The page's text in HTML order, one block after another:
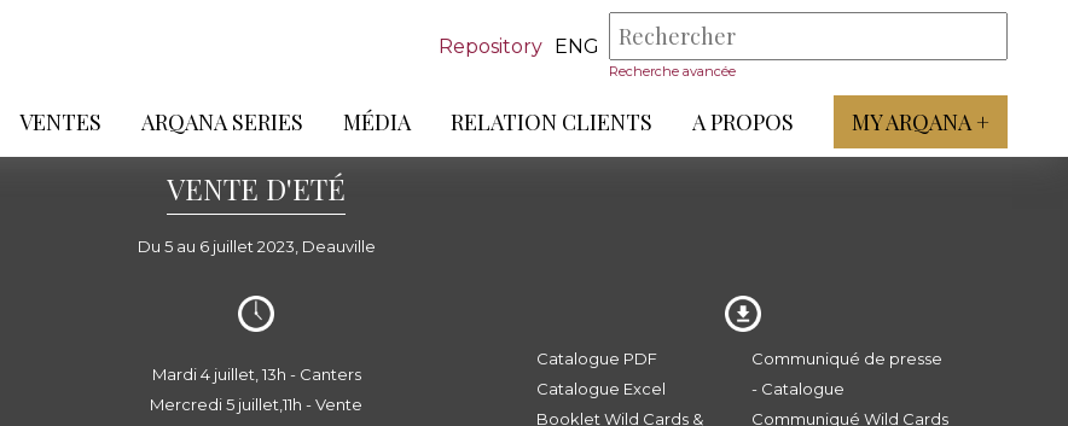
Repository ENG
Recherche avancée
VENTES ARQANA SERIES MÉDIA RELATION CLIENTS A PROPOS MY ARQANA +
VENTE D'ETÉ
Du 5 au 6 juillet 2023, Deauville
Mardi 4 juillet, 13h - Canters
Mercredi 5 juillet,11h - Vente
Catalogue PDF
Catalogue Excel
Booklet Wild Cards &
Communiqué de presse
- Catalogue
Communiqué Wild Cards